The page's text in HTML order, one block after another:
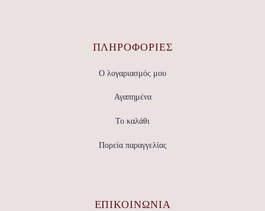
ΠΛΗΡΟΦΟΡΙΕΣ
Ο λογαριασμός μου
Αγαπημένα
Το καλάθι
Πορεία παραγγελίας
ΕΠΙΚΟΙΝΩΝΊΑ